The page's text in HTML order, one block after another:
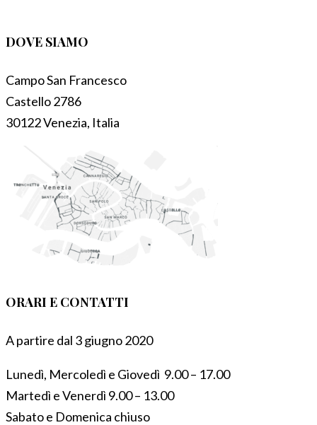
DOVE SIAMO
Campo San Francesco
Castello 2786
30122 Venezia, Italia
ORARI E CONTATTI
A partire dal 3 giugno 2020
Lunedì, Mercoledì e Giovedì 9.00 – 17.00
Martedì e Venerdì 9.00 – 13.00
Sabato e Domenica chiuso